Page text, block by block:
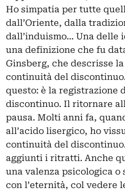
Ho simpatia per tutte
dall’Oriente, dalla
dall’induismo… Una delle
una definizione che fu
Ginsberg, che descrisse
continuità del
questo: è la registrazione
discontinuo. Il ritornare
pausa. Molti anni fa,
all’acido lisergico, ho
continuità del
aggiunti i ritratti. Anche
una valenza psicologica o
con l’eternità, col vedere